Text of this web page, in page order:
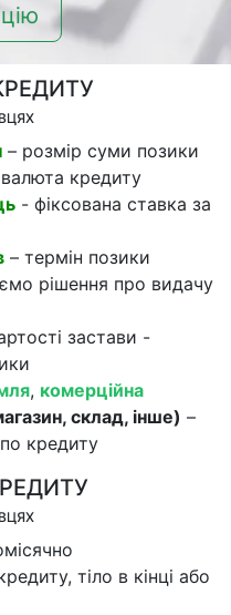
– розмір суми позики
кредиту
- фіксована ставка за
– термін позики
рішення про видачу
застави -
, комерційна
склад, інше) –
кредиту
тіло в кінці або